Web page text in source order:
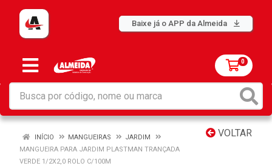
Baixe já o APP da Almeida
0
VOLTAR
INÍCIO MANGUEIRAS
JARDIM
MANGUEIRA PARA JARDIM PLASTMAN TRANÇADA
VERDE 1/2X2,0 ROLO C/100M